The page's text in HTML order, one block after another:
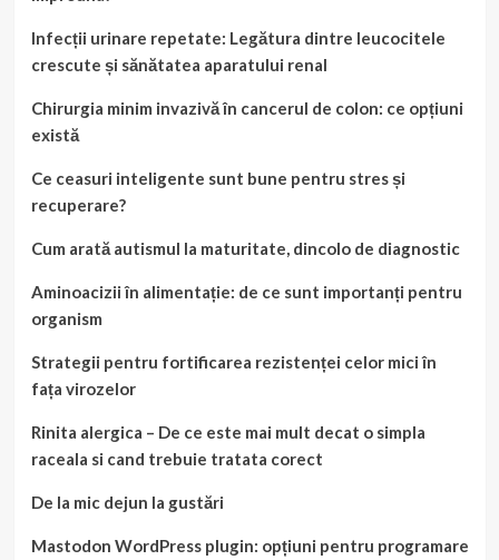
Infecții urinare repetate: Legătura dintre leucocitele
crescute și sănătatea aparatului renal
Chirurgia minim invazivă în cancerul de colon: ce opțiuni
există
Ce ceasuri inteligente sunt bune pentru stres și
recuperare?
Cum arată autismul la maturitate, dincolo de diagnostic
Aminoacizii în alimentație: de ce sunt importanți pentru
organism
Strategii pentru fortificarea rezistenței celor mici în
fața virozelor
Rinita alergica – De ce este mai mult decat o simpla
raceala si cand trebuie tratata corect
De la mic dejun la gustări
Mastodon WordPress plugin: opțiuni pentru programare